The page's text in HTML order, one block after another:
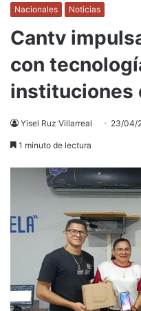
Nacionales Noticias
Cantv
con
instituciones
Yisel Ruz Villarreal 23/04/
1 minuto de lectura